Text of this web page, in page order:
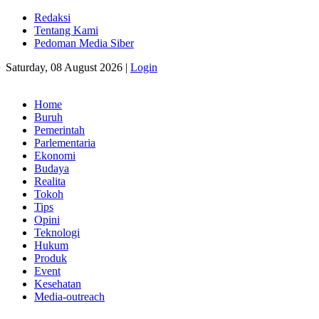
Redaksi
Tentang Kami
Pedoman Media Siber
Saturday, 08 August 2026 | Login
Home
Buruh
Pemerintah
Parlementaria
Ekonomi
Budaya
Realita
Tokoh
Tips
Opini
Teknologi
Hukum
Produk
Event
Kesehatan
Media-outreach